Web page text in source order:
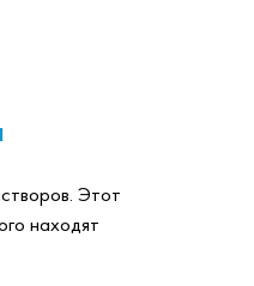
Этот
находят